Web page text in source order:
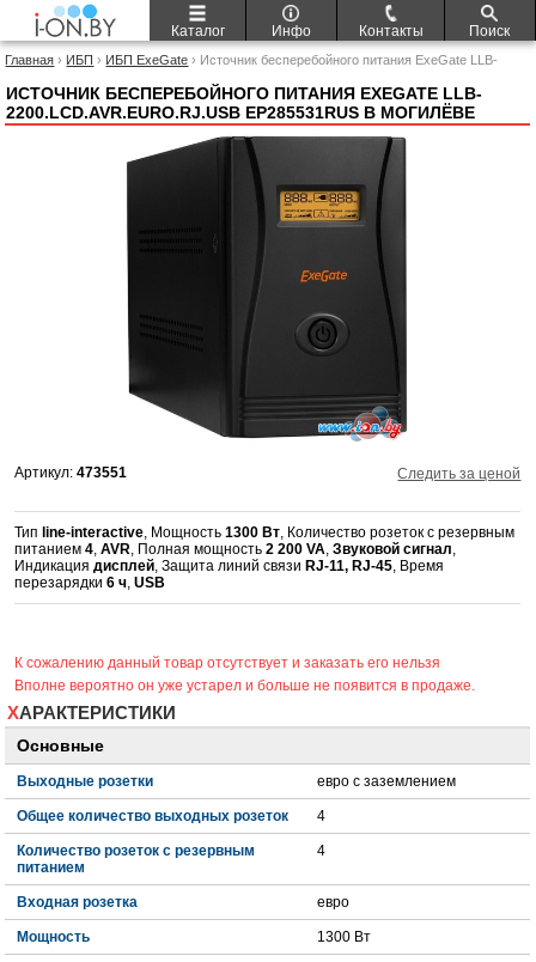
Каталог Инфо Контакты Поиск
Главная › ИБП › ИБП ExeGate › Источник бесперебойного питания ExeGate LLB-
ИСТОЧНИК БЕСПЕРЕБОЙНОГО ПИТАНИЯ EXEGATE LLB-
2200.LCD.AVR.EURO.RJ.USB EP285531RUS В МОГИЛЁВЕ
Артикул:473551 Следить за ценой
Тип line-interactive, Мощность1300 Вт, Количество розеток с резервным
питанием4,AVR, Полная мощность2 200 VA,Звуковой сигнал,
Индикациядисплей, Защита линий связи RJ-11, RJ-45, Время
перезарядки6 ч,USB
К сожалению данный товар отсутствует и заказать его нельзя
Вполне вероятно он уже устарел и больше не появится в продаже.
ХАРАКТЕРИСТИКИ
Основные
Выходные розетки евро с заземлением
Общее количество выходных розеток 4
Количество розеток с резервным
питанием
4
Входная розетка евро
Мощность 1300 Вт